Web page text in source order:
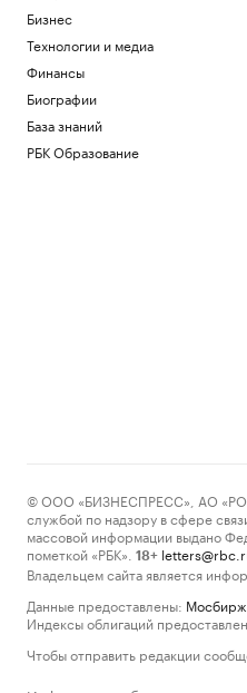
Бизнес
Технологии и медиа
Финансы
Биографии
База знаний
РБК Образование
© ООО «БИЗНЕСПРЕСС», АО
службой по надзору в сфере
массовой информации выдано
пометкой «РБК».
18+
Владельцем сайта является
Данные предоставлены:
Индексы облигаций
Чтобы отправить редакции